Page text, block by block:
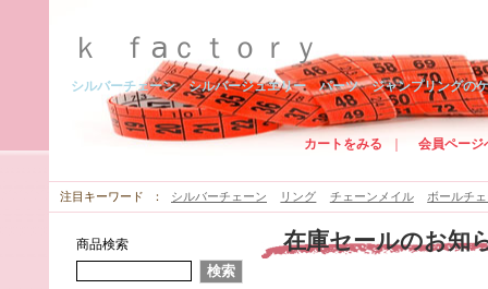
ｋ ｆaｃｔｏｒｙ
シルバーチェーン シルバージュエリー パーツ ジャンプリングの
カートをみる 会員ページ
注目キーワード シルバーチェーン リング チェーンメイル ボールチ
商品検索 在庫セールのお知